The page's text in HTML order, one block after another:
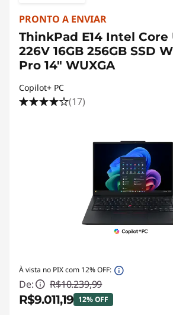
PRONTO A ENVIAR
ThinkPad E14 Intel Core
226V 16GB 256GB SSD
Pro 14" WUXGA
Copilot+ PC
(17)
À vista no PIX com 12% OFF:
De: R$10.239,99
R$9.011,19 12% OFF